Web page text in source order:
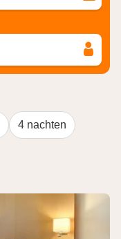
4 nachten